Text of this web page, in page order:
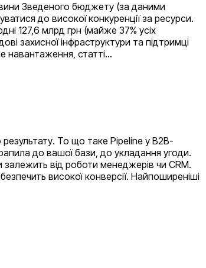
Зведеного бюджету (за даними
до високої конкуренції за ресурси.
127,6 млрд грн (майже 37% усіх
захисної інфраструктури та підтримці
навантаження, статті…
То що таке Pipeline у B2B-
до вашої бази, до укладання угоди.
від роботи менеджерів чи CRM.
високої конверсії. Найпоширеніші